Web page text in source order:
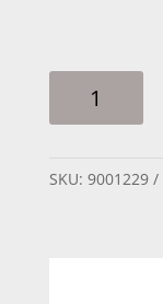
MUJER
INCA
SKU: 9001229